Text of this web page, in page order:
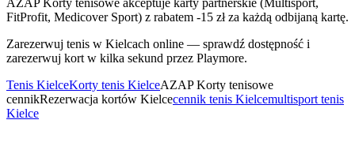
AZAP Korty tenisowe akceptuje karty partnerskie (Multisport,
FitProfit, Medicover Sport) z rabatem -15 zł za każdą odbijaną kartę.
Zarezerwuj tenis w Kielcach online — sprawdź dostępność i
zarezerwuj kort w kilka sekund przez Playmore.
Tenis KielceKorty tenis KielceAZAP Korty tenisowe
cennikRezerwacja kortów Kielcecennik tenis Kielcemultisport tenis
Kielce